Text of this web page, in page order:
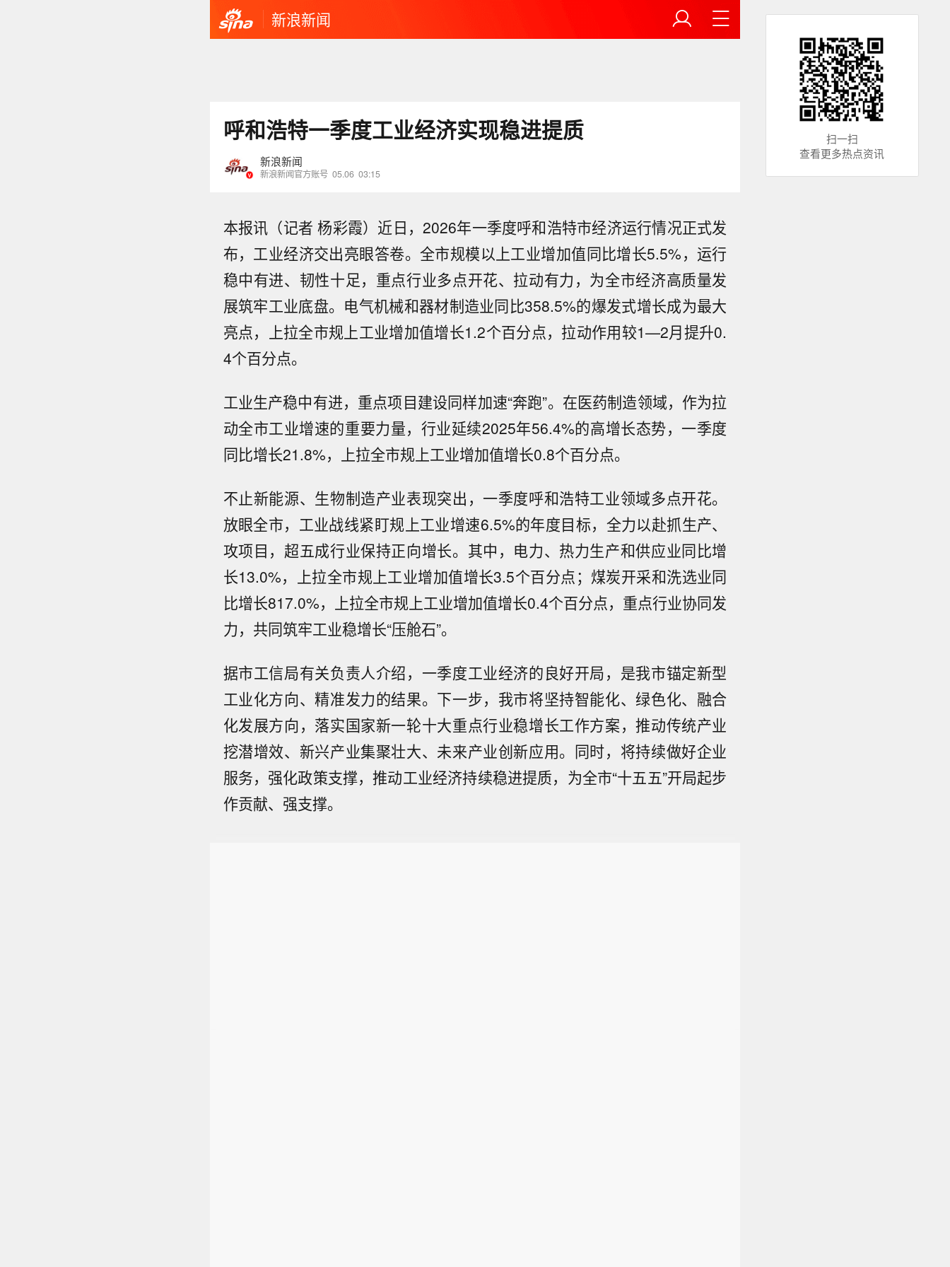
新浪新闻
呼和浩特一季度工业经济实现稳进提质
新浪新闻
新浪新闻官方账号 05.06 03:15
本报讯（记者 杨彩霞）近日，2026年一季度呼和浩特市经济运行情况正式发
布，工业经济交出亮眼答卷。全市规模以上工业增加值同比增长5.5%，运行
稳中有进、韧性十足，重点行业多点开花、拉动有力，为全市经济高质量发
展筑牢工业底盘。电气机械和器材制造业同比358.5%的爆发式增长成为最大
亮点，上拉全市规上工业增加值增长1.2个百分点，拉动作用较1—2月提升0.
4个百分点。
工业生产稳中有进，重点项目建设同样加速“奔跑”。在医药制造领域，作为拉
动全市工业增速的重要力量，行业延续2025年56.4%的高增长态势，一季度
同比增长21.8%，上拉全市规上工业增加值增长0.8个百分点。
不止新能源、生物制造产业表现突出，一季度呼和浩特工业领域多点开花。
放眼全市，工业战线紧盯规上工业增速6.5%的年度目标，全力以赴抓生产、
攻项目，超五成行业保持正向增长。其中，电力、热力生产和供应业同比增
长13.0%，上拉全市规上工业增加值增长3.5个百分点；煤炭开采和洗选业同
比增长817.0%，上拉全市规上工业增加值增长0.4个百分点，重点行业协同发
力，共同筑牢工业稳增长“压舱石”。
据市工信局有关负责人介绍，一季度工业经济的良好开局，是我市锚定新型
工业化方向、精准发力的结果。下一步，我市将坚持智能化、绿色化、融合
化发展方向，落实国家新一轮十大重点行业稳增长工作方案，推动传统产业
挖潜增效、新兴产业集聚壮大、未来产业创新应用。同时，将持续做好企业
服务，强化政策支撑，推动工业经济持续稳进提质，为全市“十五五”开局起步
作贡献、强支撑。
扫一扫
查看更多热点资讯